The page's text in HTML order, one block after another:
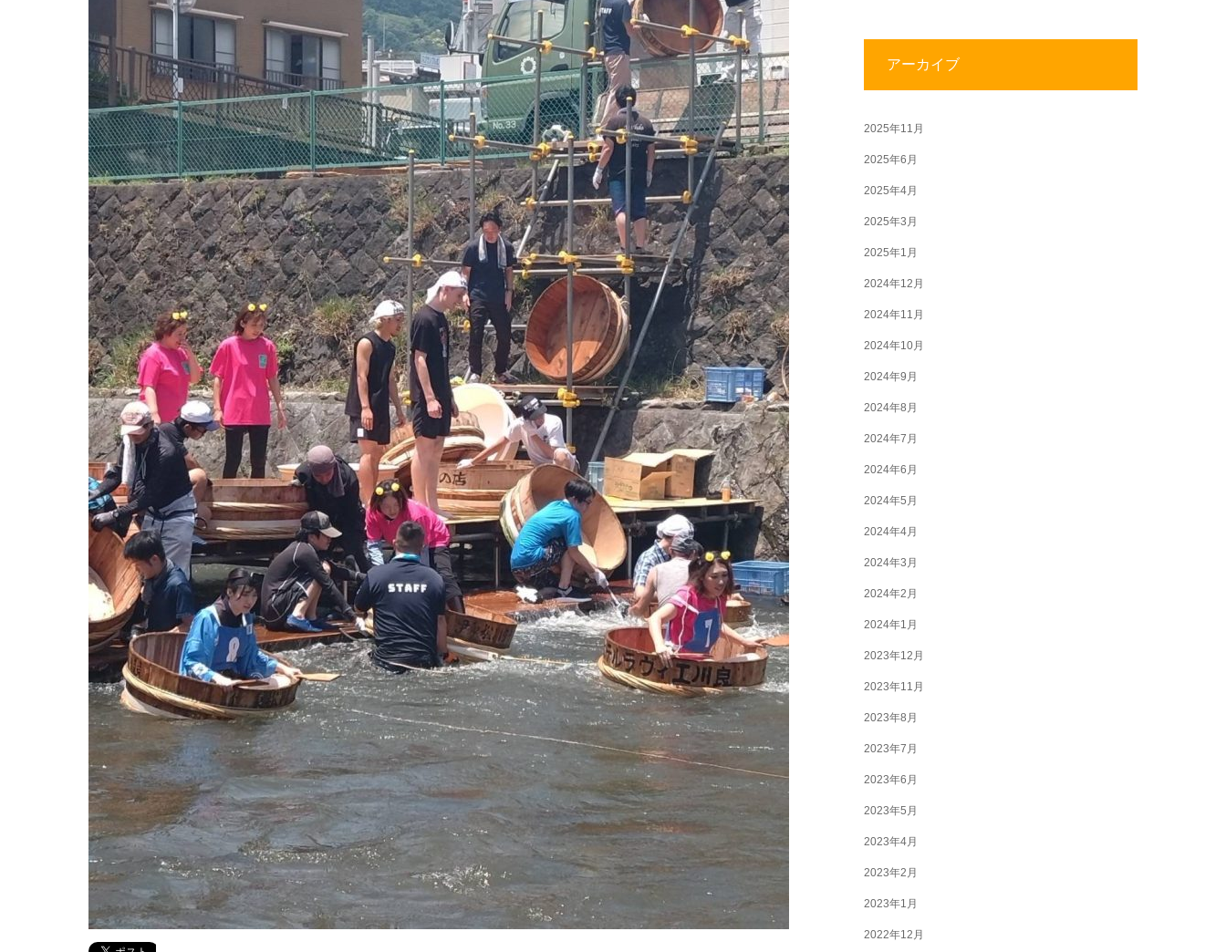
アーカイブ
2025年11月
2025年6月
2025年4月
2025年3月
2025年1月
2024年12月
2024年11月
2024年10月
2024年9月
2024年8月
2024年7月
2024年6月
2024年5月
2024年4月
2024年3月
2024年2月
2024年1月
2023年12月
2023年11月
2023年8月
2023年7月
2023年6月
2023年5月
2023年4月
2023年2月
2023年1月
2022年12月